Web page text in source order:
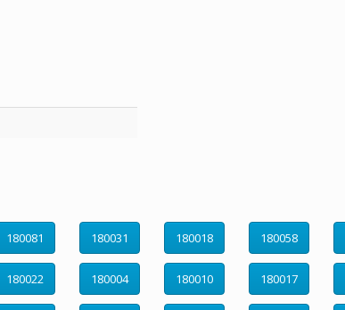
180081 180031 180018 180058
180022 180004 180010 180017